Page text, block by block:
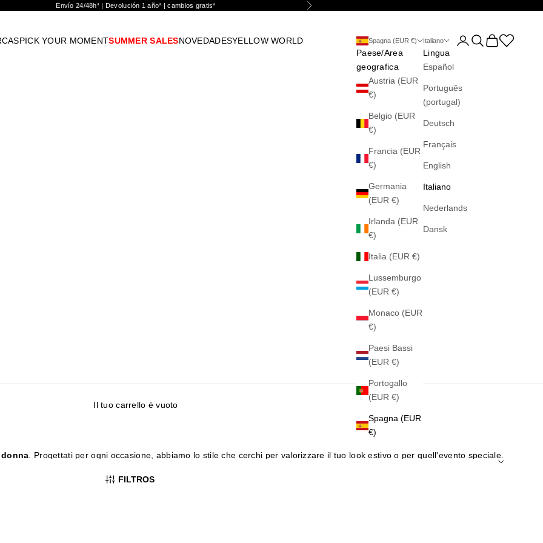
Envío 24/48h* | Devolución 1 año* | cambios gratis* Successivo
PICK YOUR MOMENTSUMMER SALESNOVEDADESYELLOW WORLD Spagna (EUR €)
Paese/Area
geografica
Austria (EUR
€)
Belgio (EUR
€)
Francia (EUR
€)
Germania
(EUR €)
Irlanda (EUR
€)
Italia (EUR €)
Lussemburgo
(EUR €)
Monaco (EUR
€)
Paesi Bassi
(EUR €)
Portogallo
(EUR €)
Spagna (EUR
€)
Italiano
Lingua
Español
Português
(portugal)
Deutsch
Français
English
Italiano
Nederlands
Dansk
Mostra account
Mostra il menu di
Mostra il
Abrir la
Il tuo carrello è vuoto
. Progettati per ogni occasione, abbiamo lo stile che cerchi per valorizzare il tuo look estivo o per quell'evento speciale.
ideali per ogni momento della giornata.
che si abbinano perfettamente al tuo guardaroba.
comfort senza rinunciare allo stile, perfetti da indossare tutto il giorno.
è semplice e stimolante. Esplora le proposte dei migliori brand e lasciati ispirare.
FILTROS